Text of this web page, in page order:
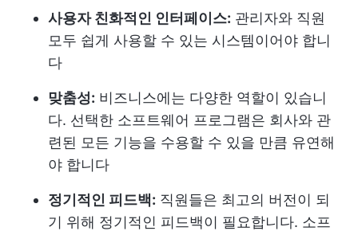
사용자 친화적인 인터페이스: 관리자와 직원
모두 쉽게 사용할 수 있는 시스템이어야 합니
다
맞춤성: 비즈니스에는 다양한 역할이 있습니
다. 선택한 소프트웨어 프로그램은 회사와 관
련된 모든 기능을 수용할 수 있을 만큼 유연해
야 합니다
정기적인 피드백: 직원들은 최고의 버전이 되
기 위해 정기적인 피드백이 필요합니다. 소프